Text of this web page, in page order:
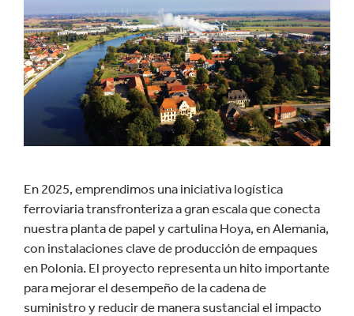
En 2025, emprendimos una iniciativa logística
ferroviaria transfronteriza a gran escala que conecta
nuestra planta de papel y cartulina Hoya, en Alemania,
con instalaciones clave de producción de empaques
en Polonia. El proyecto representa un hito importante
para mejorar el desempeño de la cadena de
suministro y reducir de manera sustancial el impacto